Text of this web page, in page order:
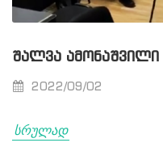
ᲨᲐᲚᲕᲐ ᲐᲛᲝᲜᲐᲨᲕᲘᲚᲘ
2022/09/02
სრულად